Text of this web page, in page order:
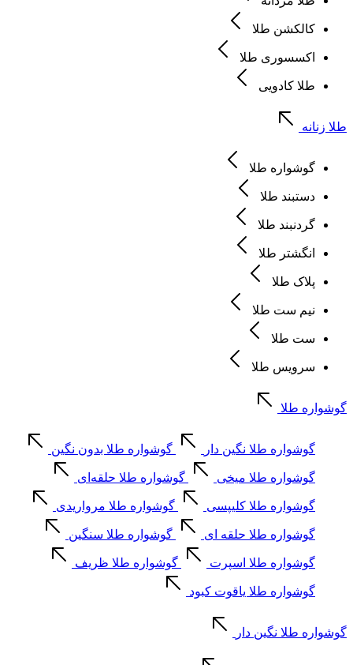
کالکشن طلا
اکسسوری طلا
طلا کادویی
طلا زنانه
گوشواره طلا
دستبند طلا
گردنبند طلا
انگشتر طلا
پلاک طلا
نیم ست طلا
ست طلا
سرویس طلا
گوشواره طلا
گوشواره طلا نگین دار گوشواره طلا بدون نگین
گوشواره طلا میخی گوشواره طلا حلقه‌ای
گوشواره طلا کلیپسی گوشواره طلا مرواریدی
گوشواره طلا حلقه ای گوشواره طلا سنگین
گوشواره طلا اسپرت گوشواره طلا ظریف
گوشواره طلا یاقوت کبود
گوشواره طلا نگین دار